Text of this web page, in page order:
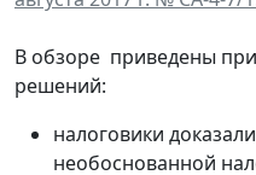
В обзоре приведены
решений:
налоговики
необоснованной